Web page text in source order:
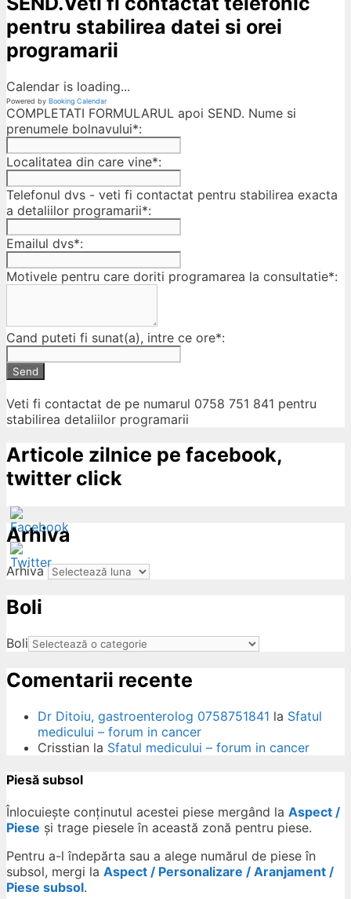
pentru stabilirea datei si orei
programarii
Calendar is loading...
Powered by Booking Calendar
COMPLETATI FORMULARUL apoi SEND. Nume si
prenumele bolnavului*:
Localitatea din care vine*:
Telefonul dvs - veti fi contactat pentru stabilirea exacta
a detaliilor programarii*:
Emailul dvs*:
Motivele pentru care doriti programarea la consultatie*:
Cand puteti fi sunat(a), intre ce ore*:
Send
Veti fi contactat de pe numarul 0758 751 841 pentru
stabilirea detaliilor programarii
Articole zilnice pe facebook,
twitter click
Arhiva
Arhiva
Boli
Boli
Comentarii recente
Dr Ditoiu, gastroenterolog 0758751841 la Sfatul
medicului – forum in cancer
Crisstian la Sfatul medicului – forum in cancer
Piesă subsol
Înlocuiește conținutul acestei piese mergând la Aspect /
Piese și trage piesele în această zonă pentru piese.
Pentru a-l îndepărta sau a alege numărul de piese în
subsol, mergi la Aspect / Personalizare / Aranjament /
Piese subsol.